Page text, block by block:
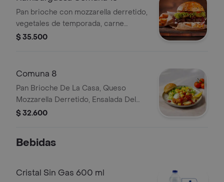
Pan brioche con mozzarella derretido,
vegetales de temporada, carne
artesanal 150 gr, chicharrón
$ 35.500
Comuna 8
Pan Brioche De La Casa, Queso
Mozzarella Derretido, Ensalada Del
Ghetto, Filete De Pollo Apanado, Pina
$ 32.600
Bebidas
Cristal Sin Gas 600 ml